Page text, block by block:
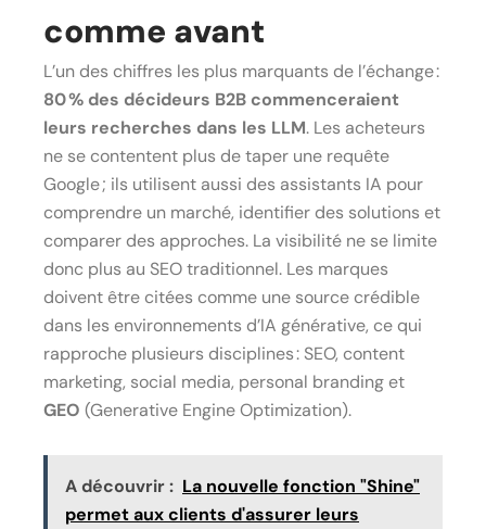
comme avant
L’un des chiffres les plus marquants de l’échange :
80 % des décideurs B2B commenceraient
leurs recherches dans les LLM. Les acheteurs
ne se contentent plus de taper une requête
Google ; ils utilisent aussi des assistants IA pour
comprendre un marché, identifier des solutions et
comparer des approches. La visibilité ne se limite
donc plus au SEO traditionnel. Les marques
doivent être citées comme une source crédible
dans les environnements d’IA générative, ce qui
rapproche plusieurs disciplines : SEO, content
marketing, social media, personal branding et
GEO (Generative Engine Optimization).
A découvrir : La nouvelle fonction "Shine"
permet aux clients d'assurer leurs